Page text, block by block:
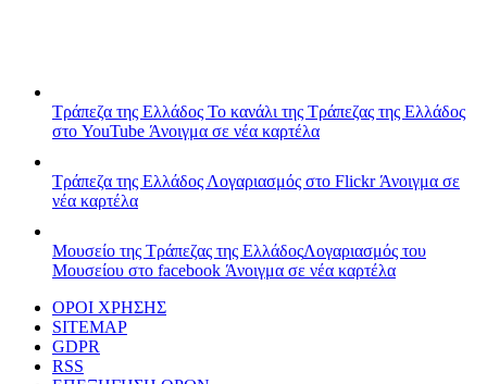
Τράπεζα της Ελλάδος Το κανάλι της Τράπεζας της Ελλάδος
στο YouTube Άνοιγμα σε νέα καρτέλα
Τράπεζα της Ελλάδος Λογαριασμός στο FlickrΆνοιγμα σε
νέα καρτέλα
Μουσείο της Τράπεζας της ΕλλάδοςΛογαριασμός του
Μουσείου στο facebook Άνοιγμα σε νέα καρτέλα
ΟΡΟΙ ΧΡΗΣΗΣ
SITEMAP
GDPR
RSS